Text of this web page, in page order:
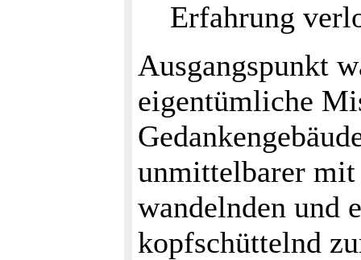
Erfahrung
Ausgangspunkt
eigentümliche
unmittelbarer
wandelnden und
kopfschüttelnd